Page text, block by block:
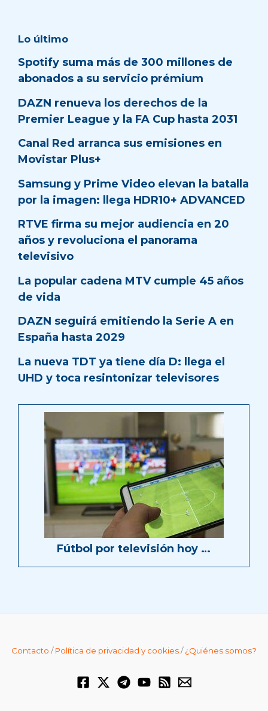
Lo último
Spotify suma más de 300 millones de
abonados a su servicio prémium
DAZN renueva los derechos de la
Premier League y la FA Cup hasta 2031
Canal Red arranca sus emisiones en
Movistar Plus+
Samsung y Prime Video elevan la batalla
por la imagen: llega HDR10+ ADVANCED
RTVE firma su mejor audiencia en 20
años y revoluciona el panorama
televisivo
La popular cadena MTV cumple 45 años
de vida
DAZN seguirá emitiendo la Serie A en
España hasta 2029
La nueva TDT ya tiene día D: llega el
UHD y toca resintonizar televisores
Fútbol por televisión hoy …
Contacto /Política de privacidad y cookies/¿Quiénes somos?